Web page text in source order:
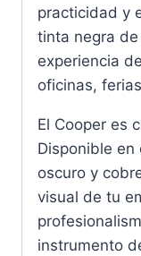
practicidad y
tinta negra
experiencia
oficinas,
El Cooper es
Disponible en
oscuro y
visual de tu
instrumento